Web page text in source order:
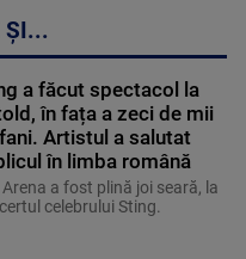
ȘI...
a făcut spectacol la
în fața a zeci de mii
Artistul a salutat
în limba română
Arena a fost plină joi seară, la
celebrului Sting.